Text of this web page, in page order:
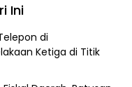
Ini
di
Ketiga di Titik